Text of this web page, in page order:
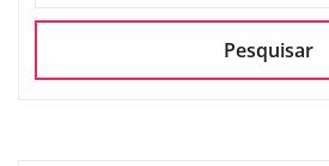
Pesquisar